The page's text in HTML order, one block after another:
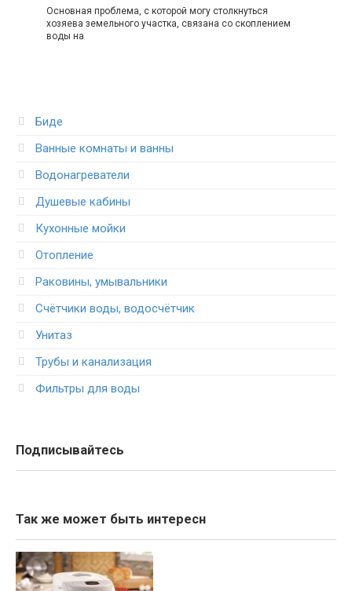
Основная проблема, с которой могу столкнуться
хозяева земельного участка, связана со скоплением
воды на
Биде
Ванные комнаты и ванны
Водонагреватели
Душевые кабины
Кухонные мойки
Отопление
Раковины, умывальники
Счётчики воды, водосчётчик
Унитаз
Трубы и канализация
Фильтры для воды
Подписывайтесь
Так же может быть интересн